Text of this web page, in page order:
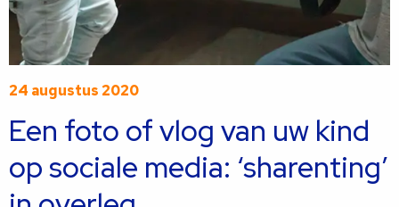
24 augustus 2020
Een foto of vlog van uw kind
op sociale media: ‘sharenting’